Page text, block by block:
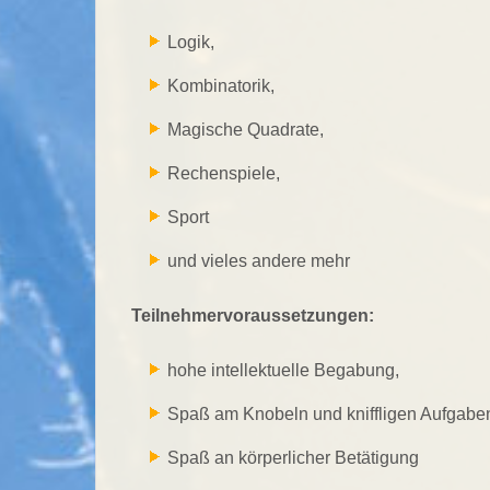
Logik,
Kombinatorik,
Magische Quadrate,
Rechenspiele,
Sport
und vieles andere mehr
Teilnehmervoraussetzungen:
hohe intellektuelle Begabung,
Spaß am Knobeln und kniffligen
Spaß an körperlicher Betätigung